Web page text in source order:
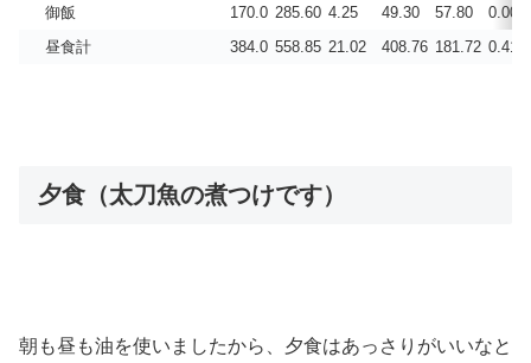
御飯
170.0 285.60 4.25 49.30 57.80
0.004
昼食計
384.0 558.85 21.02 408.76 181.72 0.416
夕食（太刀魚の煮つけです）
朝も昼も油を使いましたから、夕食はあっさりがいいなと